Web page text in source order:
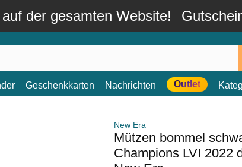
der gesamten Website!
Geschenkkarten Nachrichten Outlet
New Era
Mützen bommel
Champions LVI 2022